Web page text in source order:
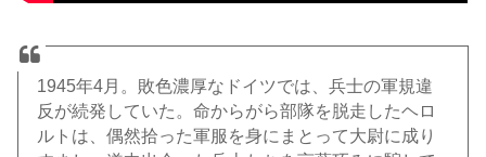
1945年4月。敗色濃厚なドイツでは、兵士の軍規違
反が続発していた。命からがら部隊を脱走したヘロ
ルトは、偶然拾った軍服を身にまとって大尉に成り